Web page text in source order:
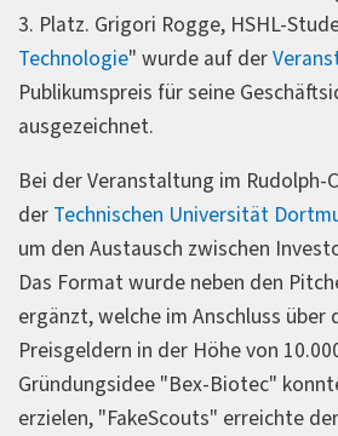
3. Platz. Grigori Rogge, HSHL-
Technologie" wurde auf der
Publikumspreis für seine
ausgezeichnet.
Bei der Veranstaltung im Rudolph-
der Technischen Universität
um den Austausch zwischen
Das Format wurde neben den
ergänzt, welche im Anschluss über
Preisgeldern in der Höhe von
Gründungsidee "Bex-Biotec"
erzielen, "FakeScouts" erreichte